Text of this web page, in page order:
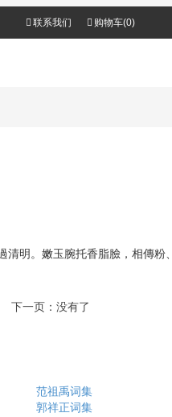
联系我们 购物车(0)
。嫩玉腕托香脂臉，相傳粉、
下一页：没有了
范祖禹词集
郭祥正词集